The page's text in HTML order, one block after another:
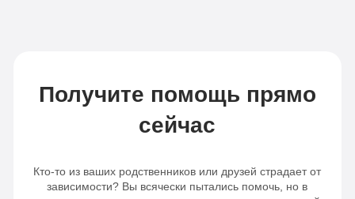
Получите помощь прямо
сейчас
Кто-то из ваших родственников или друзей страдает от
зависимости? Вы всячески пытались помочь, но в